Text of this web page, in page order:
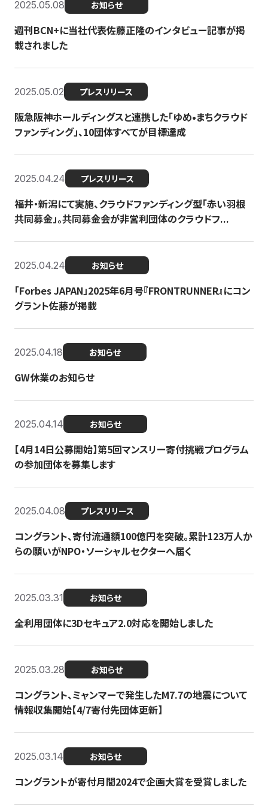
2025.05.08 お知らせ
週刊BCN+に当社代表佐藤正隆のインタビュー記事が掲
載されました
2025.05.02 プレスリリース
阪急阪神ホールディングスと連携した「ゆめ•まちクラウド
ファンディング」、10団体すべてが目標達成
2025.04.24 プレスリリース
福井・新潟にて実施、クラウドファンディング型「赤い羽根
共同募金」。共同募金会が非営利団体のクラウドフ...
2025.04.24 お知らせ
「Forbes JAPAN」2025年6月号『FRONTRUNNER』にコン
グラント佐藤が掲載
2025.04.18 お知らせ
GW休業のお知らせ
2025.04.14 お知らせ
【4月14日公募開始】第5回マンスリー寄付挑戦プログラム
の参加団体を募集します
2025.04.08 プレスリリース
コングラント、寄付流通額100億円を突破。累計123万人か
らの願いがNPO・ソーシャルセクターへ届く
2025.03.31 お知らせ
全利用団体に3Dセキュア2.0対応を開始しました
2025.03.28 お知らせ
コングラント、ミャンマーで発生したM7.7の地震について
情報収集開始【4/7寄付先団体更新】
2025.03.14 お知らせ
コングラントが寄付月間2024で企画大賞を受賞しました